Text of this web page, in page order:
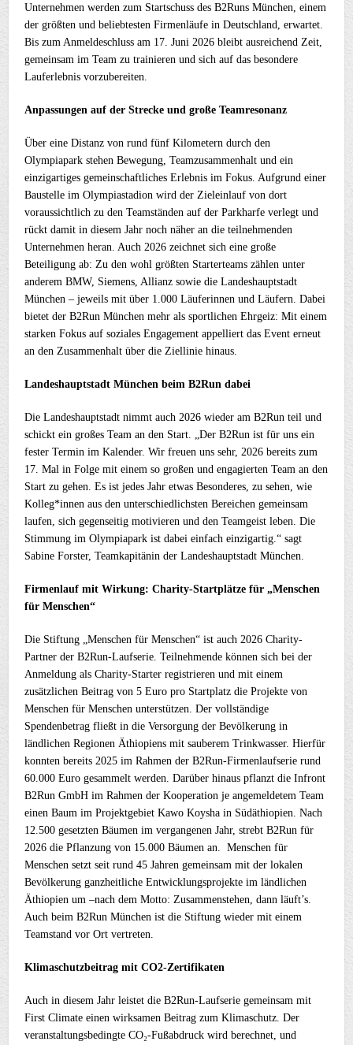
Unternehmen werden zum Startschuss des B2Runs München, einem
der größten und beliebtesten Firmenläufe in Deutschland, erwartet.
Bis zum Anmeldeschluss am 17. Juni 2026 bleibt ausreichend Zeit,
gemeinsam im Team zu trainieren und sich auf das besondere
Lauferlebnis vorzubereiten.
Anpassungen auf der Strecke und große Teamresonanz
Über eine Distanz von rund fünf Kilometern durch den
Olympiapark stehen Bewegung, Teamzusammenhalt und ein
einzigartiges gemeinschaftliches Erlebnis im Fokus. Aufgrund einer
Baustelle im Olympiastadion wird der Zieleinlauf von dort
voraussichtlich zu den Teamständen auf der Parkharfe verlegt und
rückt damit in diesem Jahr noch näher an die teilnehmenden
Unternehmen heran. Auch 2026 zeichnet sich eine große
Beteiligung ab: Zu den wohl größten Starterteams zählen unter
anderem BMW, Siemens, Allianz sowie die Landeshauptstadt
München – jeweils mit über 1.000 Läuferinnen und Läufern. Dabei
bietet der B2Run München mehr als sportlichen Ehrgeiz: Mit einem
starken Fokus auf soziales Engagement appelliert das Event erneut
an den Zusammenhalt über die Ziellinie hinaus.
Landeshauptstadt München beim B2Run dabei
Die Landeshauptstadt nimmt auch 2026 wieder am B2Run teil und
schickt ein großes Team an den Start. „Der B2Run ist für uns ein
fester Termin im Kalender. Wir freuen uns sehr, 2026 bereits zum
17. Mal in Folge mit einem so großen und engagierten Team an den
Start zu gehen. Es ist jedes Jahr etwas Besonderes, zu sehen, wie
Kolleg*innen aus den unterschiedlichsten Bereichen gemeinsam
laufen, sich gegenseitig motivieren und den Teamgeist leben. Die
Stimmung im Olympiapark ist dabei einfach einzigartig.“ sagt
Sabine Forster, Teamkapitänin der Landeshauptstadt München.
Firmenlauf mit Wirkung: Charity-Startplätze für „Menschen
für Menschen“
Die Stiftung „Menschen für Menschen“ ist auch 2026 Charity-
Partner der B2Run-Laufserie. Teilnehmende können sich bei der
Anmeldung als Charity-Starter registrieren und mit einem
zusätzlichen Beitrag von 5 Euro pro Startplatz die Projekte von
Menschen für Menschen unterstützen. Der vollständige
Spendenbetrag fließt in die Versorgung der Bevölkerung in
ländlichen Regionen Äthiopiens mit sauberem Trinkwasser. Hierfür
konnten bereits 2025 im Rahmen der B2Run-Firmenlaufserie rund
60.000 Euro gesammelt werden. Darüber hinaus pflanzt die Infront
B2Run GmbH im Rahmen der Kooperation je angemeldetem Team
einen Baum im Projektgebiet Kawo Koysha in Südäthiopien. Nach
12.500 gesetzten Bäumen im vergangenen Jahr, strebt B2Run für
2026 die Pflanzung von 15.000 Bäumen an. Menschen für
Menschen setzt seit rund 45 Jahren gemeinsam mit der lokalen
Bevölkerung ganzheitliche Entwicklungsprojekte im ländlichen
Äthiopien um –nach dem Motto: Zusammenstehen, dann läuft’s.
Auch beim B2Run München ist die Stiftung wieder mit einem
Teamstand vor Ort vertreten.
Klimaschutzbeitrag mit CO2-Zertifikaten
Auch in diesem Jahr leistet die B2Run-Laufserie gemeinsam mit
First Climate einen wirksamen Beitrag zum Klimaschutz. Der
veranstaltungsbedingte CO₂-Fußabdruck wird berechnet, und